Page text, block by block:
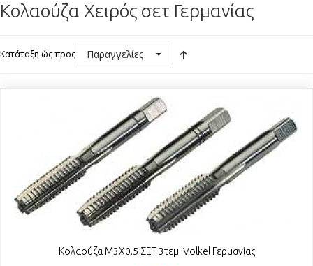
Κολαούζα Χειρός σετ Γερμανίας
Κατάταξη ώς προς Παραγγελίες
Κολαούζα Μ3Χ0.5 ΣΕΤ 3τεμ. Volkel Γερμανίας